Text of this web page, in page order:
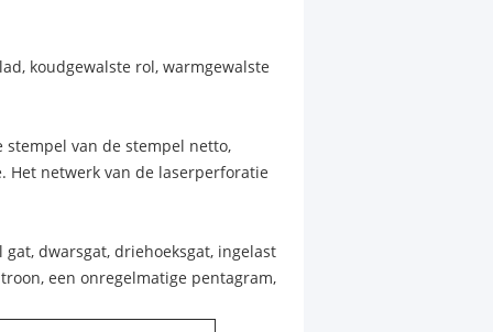
koudgewalste rol, warmgewalste
van de stempel netto,
Het netwerk van de laserperforatie
dwarsgat, driehoeksgat, ingelast
een onregelmatige pentagram,